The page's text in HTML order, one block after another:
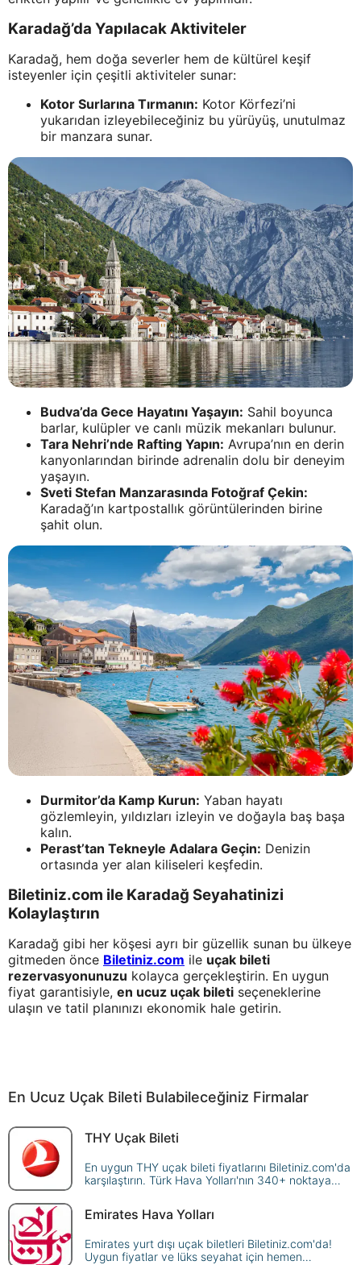
Karadağ’da Yapılacak Aktiviteler
Karadağ, hem doğa severler hem de kültürel keşif
isteyenler için çeşitli aktiviteler sunar:
Kotor Surlarına Tırmanın: Kotor Körfezi’ni
yukarıdan izleyebileceğiniz bu yürüyüş, unutulmaz
bir manzara sunar.
Budva’da Gece Hayatını Yaşayın: Sahil boyunca
barlar, kulüpler ve canlı müzik mekanları bulunur.
Tara Nehri’nde Rafting Yapın: Avrupa’nın en derin
kanyonlarından birinde adrenalin dolu bir deneyim
yaşayın.
Sveti Stefan Manzarasında Fotoğraf Çekin:
Karadağ’ın kartpostallık görüntülerinden birine
şahit olun.
Durmitor’da Kamp Kurun: Yaban hayatı
gözlemleyin, yıldızları izleyin ve doğayla baş başa
kalın.
Perast’tan Tekneyle Adalara Geçin: Denizin
ortasında yer alan kiliseleri keşfedin.
Biletiniz.com ile Karadağ Seyahatinizi
Kolaylaştırın
Karadağ gibi her köşesi ayrı bir güzellik sunan bu ülkeye
gitmeden önce Biletiniz.com ile uçak bileti
rezervasyonunuzu kolayca gerçekleştirin. En uygun
fiyat garantisiyle, en ucuz uçak bileti seçeneklerine
ulaşın ve tatil planınızı ekonomik hale getirin.
En Ucuz Uçak Bileti Bulabileceğiniz Firmalar
THY Uçak Bileti
En uygun THY uçak bileti fiyatlarını Biletiniz.com'da
karşılaştırın. Türk Hava Yolları'nın 340+ noktaya
Emirates Hava Yolları
Emirates yurt dışı uçak biletleri Biletiniz.com'da!
Uygun fiyatlar ve lüks seyahat için hemen